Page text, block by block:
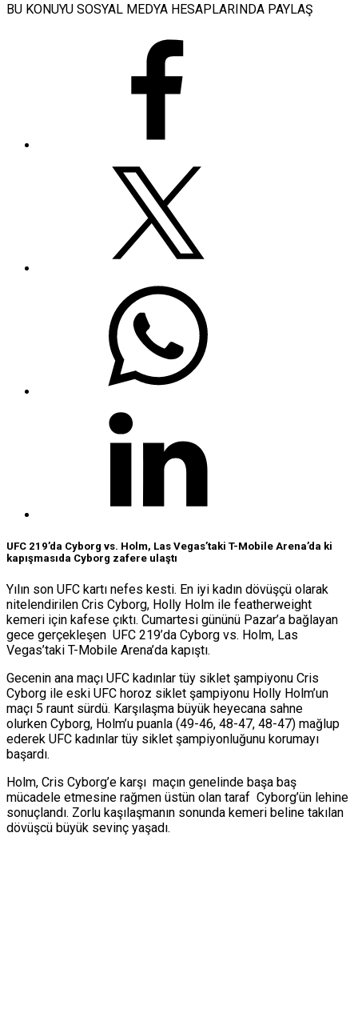
BU KONUYU SOSYAL MEDYA HESAPLARINDA PAYLAŞ
UFC 219’da Cyborg vs. Holm, Las Vegas’taki T-Mobile Arena’da ki
kapışmasıda Cyborg zafere ulaştı
Yılın son UFC kartı nefes kesti. En iyi kadın dövüşçü olarak
nitelendirilen Cris Cyborg, Holly Holm ile featherweight
kemeri için kafese çıktı. Cumartesi gününü Pazar’a bağlayan
gece gerçekleşen UFC 219’da Cyborg vs. Holm, Las
Vegas’taki T-Mobile Arena’da kapıştı.
Gecenin ana maçı UFC kadınlar tüy siklet şampiyonu Cris
Cyborg ile eski UFC horoz siklet şampiyonu Holly Holm’un
maçı 5 raunt sürdü. Karşılaşma büyük heyecana sahne
olurken Cyborg, Holm’u puanla (49-46, 48-47, 48-47) mağlup
ederek UFC kadınlar tüy siklet şampiyonluğunu korumayı
başardı.
Holm, Cris Cyborg’e karşı maçın genelinde başa baş
mücadele etmesine rağmen üstün olan taraf Cyborg’ün lehine
sonuçlandı. Zorlu kaşılaşmanın sonunda kemeri beline takılan
dövüşcü büyük sevinç yaşadı.